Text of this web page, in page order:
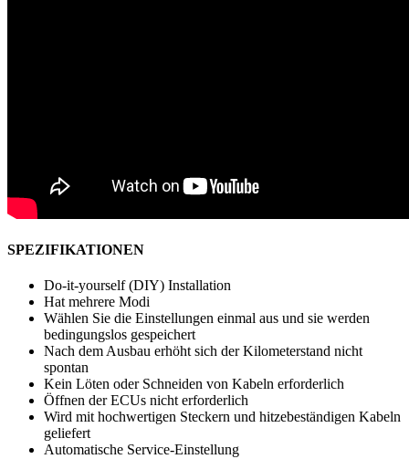
SPEZIFIKATIONEN
Do-it-yourself (DIY) Installation
Hat mehrere Modi
Wählen Sie die Einstellungen einmal aus und sie werden
bedingungslos gespeichert
Nach dem Ausbau erhöht sich der Kilometerstand nicht
spontan
Kein Löten oder Schneiden von Kabeln erforderlich
Öffnen der ECUs nicht erforderlich
Wird mit hochwertigen Steckern und hitzebeständigen Kabeln
geliefert
Automatische Service-Einstellung